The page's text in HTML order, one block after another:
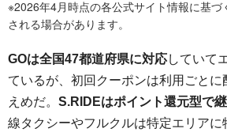
※2026年4月時点の各公式サイト情報に基づ
される場合があります。
GOは全国47都道府県に対応していて
ているが、初回クーポンは利用ごと
えめだ。 S.RIDEはポイント還元型で
線タクシーやフルクルは特定エリアに